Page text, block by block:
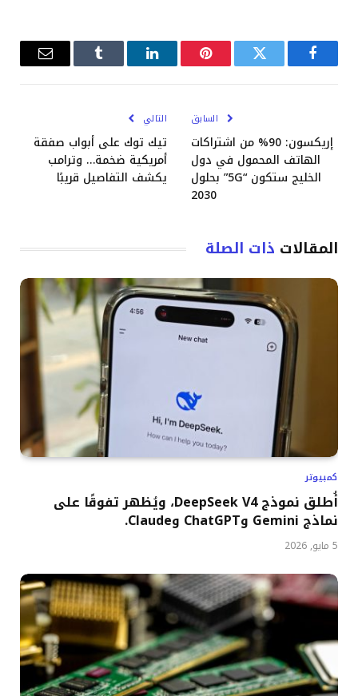
فيسبوكتويتر بينتيريستلينكدإن Tumblrالبريد
السابق
إريكسون: 90% من اشتراكات
الهاتف المحمول في دول
الخليج ستكون “5G” بحلول
2030
التالي
تيك توك على أبواب صفقة
أمريكية ضخمة… وترامب
يكشف التفاصيل قريبًا
المقالات ذات الصلة
كمبيوتر
أُطلق نموذج DeepSeek V4، ويُظهر تفوقًا على
نماذج Gemini وChatGPT وClaude.
5 مايو, 2026